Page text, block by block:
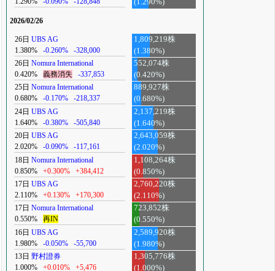
(1.290%)
2026/02/26
26日 UBS AG
1.380%
-0.260% -328,000
1,809,219株
(1.380%)
26日 Nomura International
0.420%
義務消失 -337,853
552,074株
(0.420%)
25日 Nomura International
0.680%
-0.170% -218,337
889,927株
(0.680%)
24日 UBS AG
1.640%
-0.380% -505,840
2,137,219株
(1.640%)
20日 UBS AG
2.020%
-0.090% -117,161
2,643,059株
(2.020%)
18日 Nomura International
0.850%
+0.300% +384,412
1,108,264株
(0.850%)
17日 UBS AG
2.110%
+0.130% +170,300
2,760,220株
(2.110%)
17日 Nomura International
0.550%
再IN
723,852株
(0.550%)
16日 UBS AG
1.980%
-0.050% -55,700
2,589,920株
(1.980%)
13日 野村證券
1.000%
+0.010% +5,476
1,305,776株
(1.000%)